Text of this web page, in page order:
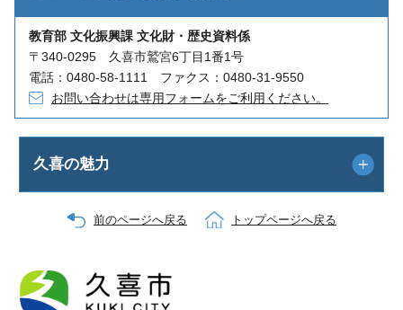
教育部 文化振興課 文化財・歴史資料係
〒340-0295 久喜市鷲宮6丁目1番1号
電話：0480-58-1111 ファクス：0480-31-9550
お問い合わせは専用フォームをご利用ください。
久喜の魅力
前のページへ戻る トップページへ戻る